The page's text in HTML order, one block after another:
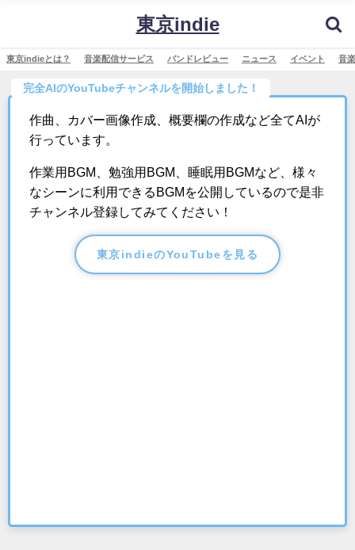
東京indie
東京indieとは？ 音楽配信サービス バンドレビュー ニュース イベント 音
完全AIのYouTubeチャンネルを開始しました！
作曲、カバー画像作成、概要欄の作成など全てAIが
行っています。
作業用BGM、勉強用BGM、睡眠用BGMなど、様々
なシーンに利用できるBGMを公開しているので是非
チャンネル登録してみてください！
東京indieのYouTubeを見る